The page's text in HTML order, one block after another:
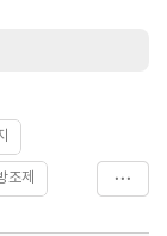
조제